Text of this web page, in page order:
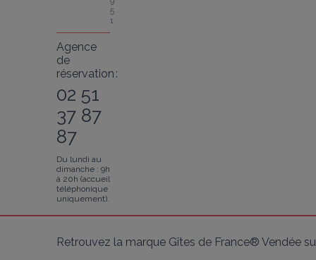
5
1
Agence
de
réservation :
02 51
37 87
87
Du lundi au
dimanche : 9h
à 20h (accueil
téléphonique
uniquement).
Retrouvez la marque Gîtes de France® Vendée